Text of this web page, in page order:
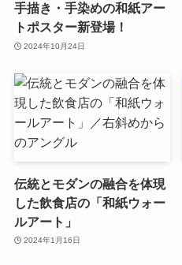
手描き・手染めの和紙アー
トポスター新登場！
2024年10月24日
伝統とモダンの融合を体現
した飲食店の「和紙ウォー
ルアート」
2024年1月16日